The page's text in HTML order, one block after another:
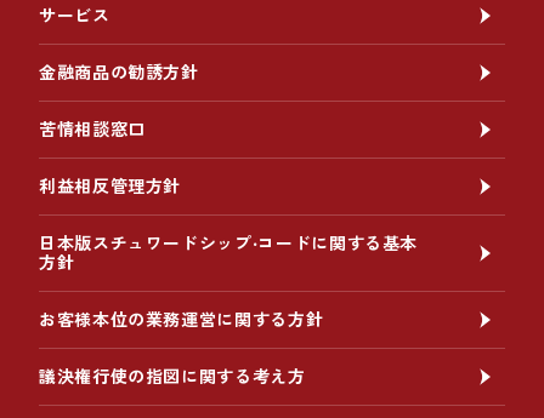
サービス
金融商品の勧誘方針
苦情相談窓口
利益相反管理方針
日本版スチュワードシップ‧コードに関する基本
方針
お客様本位の業務運営に関する方針
議決権行使の指図に関する考え方